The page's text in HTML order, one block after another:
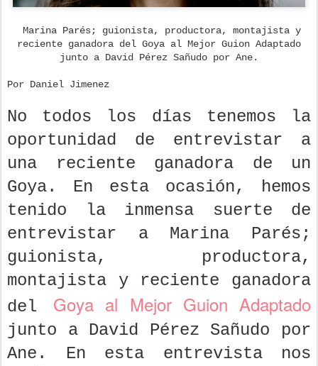
Marina Parés; guionista, productora, montajista y
reciente ganadora del Goya al Mejor Guion Adaptado
junto a David Pérez Sañudo por Ane.
Por Daniel Jimenez
No todos los días tenemos la
oportunidad de entrevistar a
una reciente ganadora de un
Goya. En esta ocasión, hemos
tenido la inmensa suerte de
entrevistar a Marina Parés;
guionista, productora,
montajista y reciente ganadora
del Goya al Mejor Guion Adaptado
junto a David Pérez Sañudo por
Ane. En esta entrevista nos